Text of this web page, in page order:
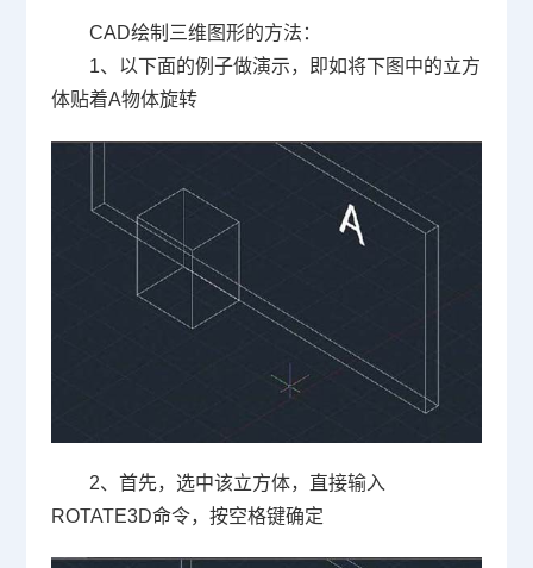
CAD绘制三维图形的方法：
1、以下面的例子做演示，即如将下图中的立方
体贴着A物体旋转
2、首先，选中该立方体，直接输入
ROTATE3D命令，按空格键确定